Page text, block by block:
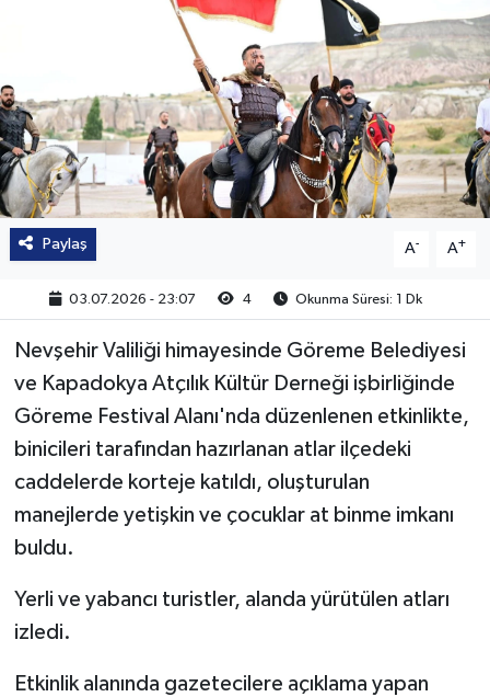
Paylaş A- A+
03.07.2026 - 23:07 4 Okunma Süresi: 1 Dk
Nevşehir Valiliği himayesinde Göreme Belediyesi
ve Kapadokya Atçılık Kültür Derneği işbirliğinde
Göreme Festival Alanı'nda düzenlenen etkinlikte,
binicileri tarafından hazırlanan atlar ilçedeki
caddelerde korteje katıldı, oluşturulan
manejlerde yetişkin ve çocuklar at binme imkanı
buldu.
Yerli ve yabancı turistler, alanda yürütülen atları
izledi.
Etkinlik alanında gazetecilere açıklama yapan